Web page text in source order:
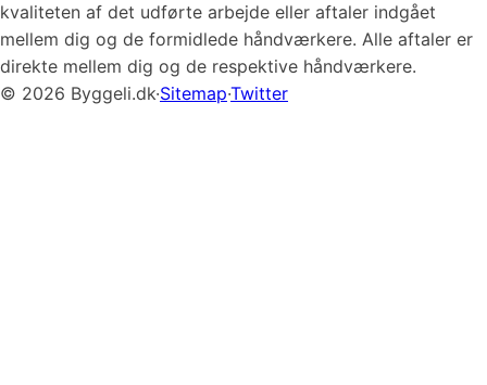
kvaliteten af det udførte arbejde eller aftaler indgået
mellem dig og de formidlede håndværkere. Alle aftaler er
direkte mellem dig og de respektive håndværkere.
© 2026 Byggeli.dk·Sitemap·Twitter